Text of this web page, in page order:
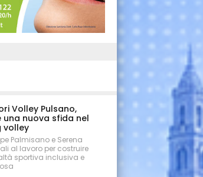
Volley Pulsano,
una nuova sfida nel
volley
Palmisano e Serena
al lavoro per costruire
sportiva inclusiva e